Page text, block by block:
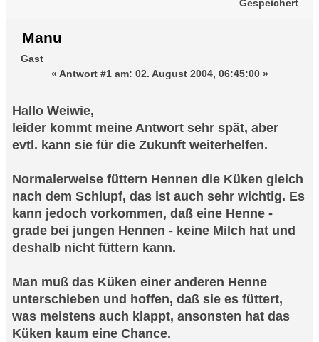
Gespeichert
Manu
Gast
« Antwort #1 am: 02. August 2004, 06:45:00 »
Hallo Weiwie,
leider kommt meine Antwort sehr spät, aber
evtl. kann sie für die Zukunft weiterhelfen.
Normalerweise füttern Hennen die Küken gleich
nach dem Schlupf, das ist auch sehr wichtig. Es
kann jedoch vorkommen, daß eine Henne -
grade bei jungen Hennen - keine Milch hat und
deshalb nicht füttern kann.
Man muß das Küken einer anderen Henne
unterschieben und hoffen, daß sie es füttert,
was meistens auch klappt, ansonsten hat das
Küken kaum eine Chance.